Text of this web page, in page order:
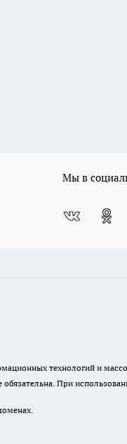
Мы в
технологий и
При